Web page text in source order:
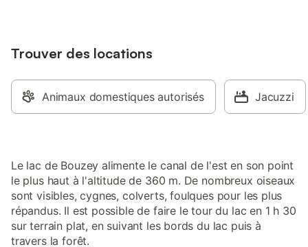
plus loin sur la gauche voir panneau
nature, un petit coin vosgien à ne pas
manquer à 10 km d'Epinal. Je n'aime pas
les règlements … il suffit de me prévenir
demande possibilité table d hôtes Je ne
demande pas de paiements d avance …
je fais confiance Jusqu'à maintenant tout
se passe bien ainsi Je fais confiance Les
réservations sont par SMS ou orales je ne
demande pas d arrhes mais je demande
qu on appelle s il y a du changement
Trouver des locations
Animaux domestiques autorisés Jacuzzi
Le lac de Bouzey alimente le canal de l'est en son point
le plus haut à l'altitude de 360 m. De nombreux oiseaux
sont visibles, cygnes, colverts, foulques pour les plus
répandus. Il est possible de faire le tour du lac en 1 h 30
sur terrain plat, en suivant les bords du lac puis à
travers la forêt.